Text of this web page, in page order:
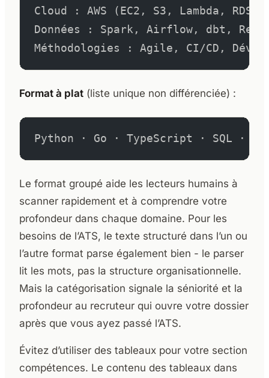
Cloud : AWS (EC2, S3, Lambda,
Données : Spark, Airflow, dbt,
Méthodologies : Agile, CI/CD,
Format à plat (liste unique non différenciée) :
Python · Go · TypeScript · SQL ·
Le format groupé aide les lecteurs humains à
scanner rapidement et à comprendre votre
profondeur dans chaque domaine. Pour les
besoins de l’ATS, le texte structuré dans l’un ou
l’autre format parse également bien - le parser
lit les mots, pas la structure organisationnelle.
Mais la catégorisation signale la séniorité et la
profondeur au recruteur qui ouvre votre dossier
après que vous ayez passé l’ATS.
Évitez d’utiliser des tableaux pour votre section
compétences. Le contenu des tableaux dans